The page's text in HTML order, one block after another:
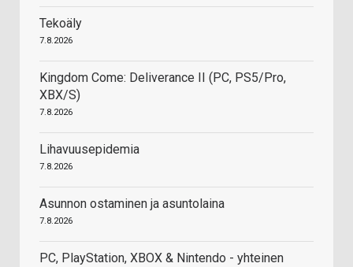
Tekoäly
7.8.2026
Kingdom Come: Deliverance II (PC, PS5/Pro,
XBX/S)
7.8.2026
Lihavuusepidemia
7.8.2026
Asunnon ostaminen ja asuntolaina
7.8.2026
PC, PlayStation, XBOX & Nintendo - yhteinen